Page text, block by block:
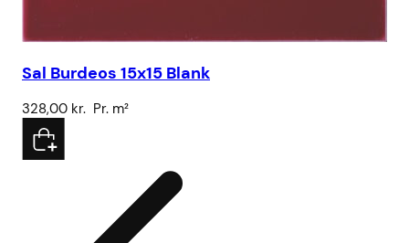
Sal Burdeos 15x15 Blank
328,00 kr. Pr. m²